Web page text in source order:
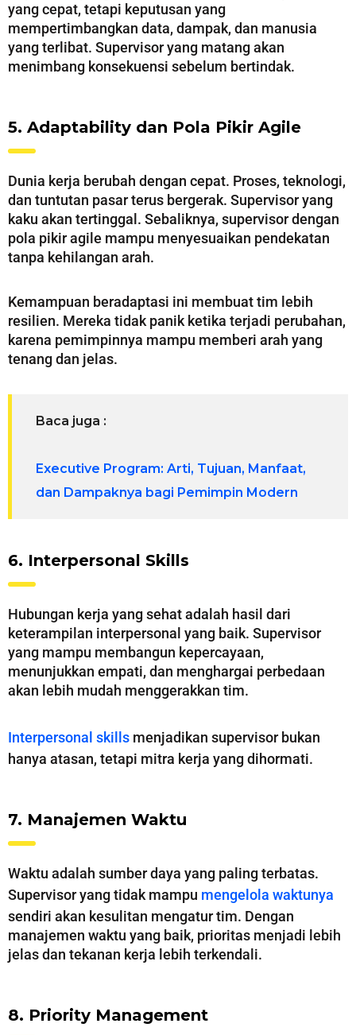
yang cepat, tetapi keputusan yang
mempertimbangkan data, dampak, dan manusia
yang terlibat. Supervisor yang matang akan
menimbang konsekuensi sebelum bertindak.
5. Adaptability dan Pola Pikir Agile
Dunia kerja berubah dengan cepat. Proses, teknologi,
dan tuntutan pasar terus bergerak. Supervisor yang
kaku akan tertinggal. Sebaliknya, supervisor dengan
pola pikir agile mampu menyesuaikan pendekatan
tanpa kehilangan arah.
Kemampuan beradaptasi ini membuat tim lebih
resilien. Mereka tidak panik ketika terjadi perubahan,
karena pemimpinnya mampu memberi arah yang
tenang dan jelas.
Baca juga :
Executive Program: Arti, Tujuan, Manfaat,
dan Dampaknya bagi Pemimpin Modern
6. Interpersonal Skills
Hubungan kerja yang sehat adalah hasil dari
keterampilan interpersonal yang baik. Supervisor
yang mampu membangun kepercayaan,
menunjukkan empati, dan menghargai perbedaan
akan lebih mudah menggerakkan tim.
Interpersonal skills menjadikan supervisor bukan
hanya atasan, tetapi mitra kerja yang dihormati.
7. Manajemen Waktu
Waktu adalah sumber daya yang paling terbatas.
Supervisor yang tidak mampu mengelola waktunya
sendiri akan kesulitan mengatur tim. Dengan
manajemen waktu yang baik, prioritas menjadi lebih
jelas dan tekanan kerja lebih terkendali.
8. Priority Management